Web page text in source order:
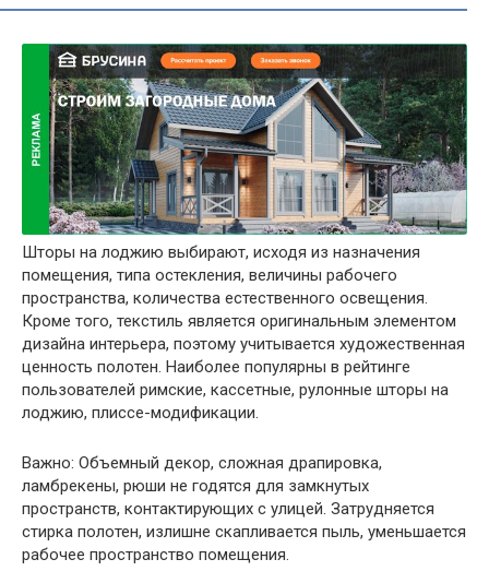
Шторы на лоджию выбирают, исходя из назначения
помещения, типа остекления, величины рабочего
пространства, количества естественного освещения.
Кроме того, текстиль является оригинальным элементом
дизайна интерьера, поэтому учитывается художественная
ценность полотен. Наиболее популярны в рейтинге
пользователей римские, кассетные, рулонные шторы на
лоджию, плиссе-модификации.
Важно: Объемный декор, сложная драпировка,
ламбрекены, рюши не годятся для замкнутых
пространств, контактирующих с улицей. Затрудняется
стирка полотен, излишне скапливается пыль, уменьшается
рабочее пространство помещения.